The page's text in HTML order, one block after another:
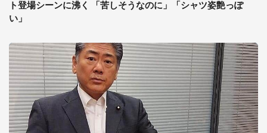
ト登場シーンに沸く 「苦しそうなのに」「シャツ姿艶っぽ
い」